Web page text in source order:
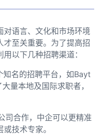
对语言、文化和市场环境
才至关重要。为了提高招
以下几种招聘渠道：
知名的招聘平台，如Bayt
量本地及国际求职者，
司合作，中企可以更精准
技术专家。